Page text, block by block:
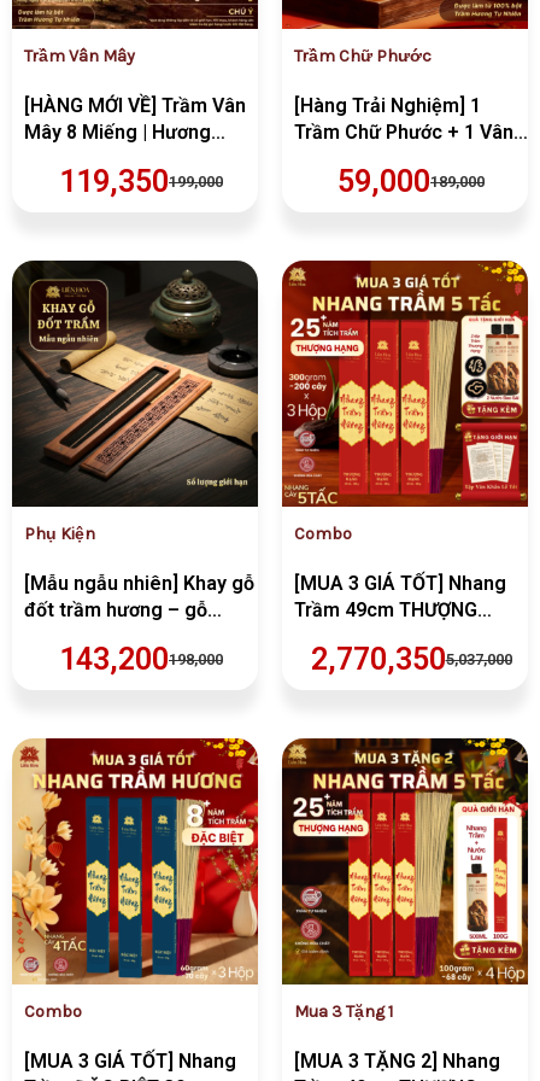
Trầm Vân Mây
[HÀNG MỚI VỀ] Trầm Vân
Mây 8 Miếng | Hương
Không Hóa Chất Liên Hoa
199,000
119,350
Trầm Chữ Phước
[Hàng Trải Nghiệm] 1
Trầm Chữ Phước + 1 Vân
189,000
59,000
Phụ Kiện
[Mẫu ngẫu nhiên] Khay gỗ
đốt trầm hương – gỗ
198,000
gốc
là:
VND198,000.
143,200
hiện
tại
là:
VND143,200.
Combo
[MUA 3 GIÁ TỐT] Nhang
Trầm 49cm THƯỢNG
Sạch | Thơm | 100% Tự
5,037,000
Giá
gốc
là:
2,770,350
Giá
hiện
tại
là:
Combo
[MUA 3 GIÁ TỐT] Nhang
Giá
gốc
là:
VND597,000.
Giá
hiện
tại
là:
VND388,050.
Mua 3 Tặng 1
[MUA 3 TẶNG 2] Nhang
Giá
gốc
là:
Giá
hiện
tại
là: